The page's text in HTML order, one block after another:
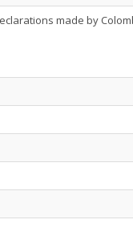
made by